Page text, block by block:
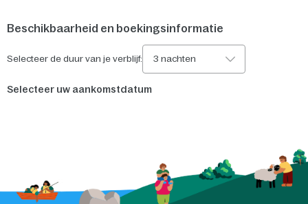
Beschikbaarheid en boekingsinformatie
Selecteer de duur van je verblijf: 3 nachten
Selecteer uw aankomstdatum